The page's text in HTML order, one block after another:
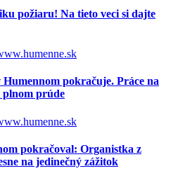
požiaru! Na tieto veci si dajte
pokračuje. Práce na
plnom prúde
pokračoval: Organistka z
na jedinečný zážitok